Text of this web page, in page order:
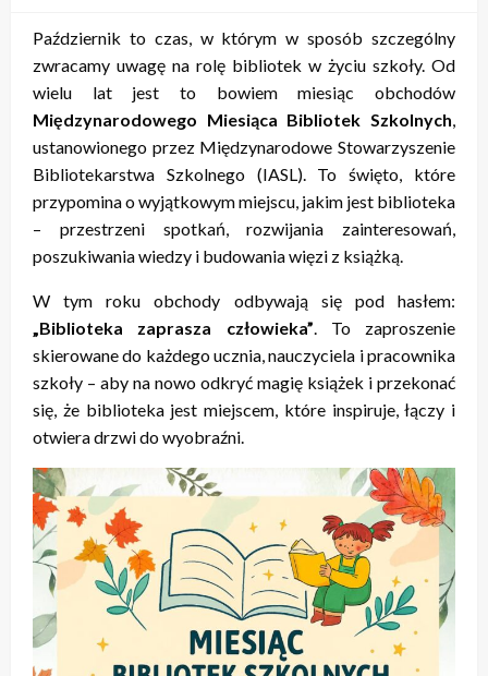
Październik to czas, w którym w sposób szczególny
zwracamy uwagę na rolę bibliotek w życiu szkoły. Od
wielu lat jest to bowiem miesiąc obchodów
Międzynarodowego Miesiąca Bibliotek Szkolnych,
ustanowionego przez Międzynarodowe Stowarzyszenie
Bibliotekarstwa Szkolnego (IASL). To święto, które
przypomina o wyjątkowym miejscu, jakim jest biblioteka
– przestrzeni spotkań, rozwijania zainteresowań,
poszukiwania wiedzy i budowania więzi z książką.
W tym roku obchody odbywają się pod hasłem:
„Biblioteka zaprasza człowieka”. To zaproszenie
skierowane do każdego ucznia, nauczyciela i pracownika
szkoły – aby na nowo odkryć magię książek i przekonać
się, że biblioteka jest miejscem, które inspiruje, łączy i
otwiera drzwi do wyobraźni.